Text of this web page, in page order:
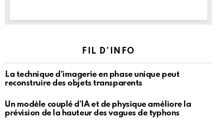
FIL D’INFO
La technique d'imagerie en phase unique peut
reconstruire des objets transparents
Un modèle couplé d’IA et de physique améliore la
prévision de la hauteur des vagues de typhons